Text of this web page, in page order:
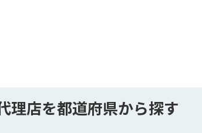
理店を都道府県から探す